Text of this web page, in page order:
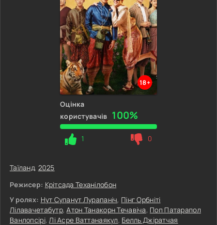
18+
Оцінка
користувачів 100%
1 0
Таїланд, 2025
Режисер: Крітсада Теханілобон
У ролях: Нут Супанут Лурапаніч, Пінг Орбніті
Лілавачетабутр,Атон Танакорн Течавіча, Поп Патарапол
Ванлопсірі,Лі Асре Ваттанаякул, Белль Джіратчая